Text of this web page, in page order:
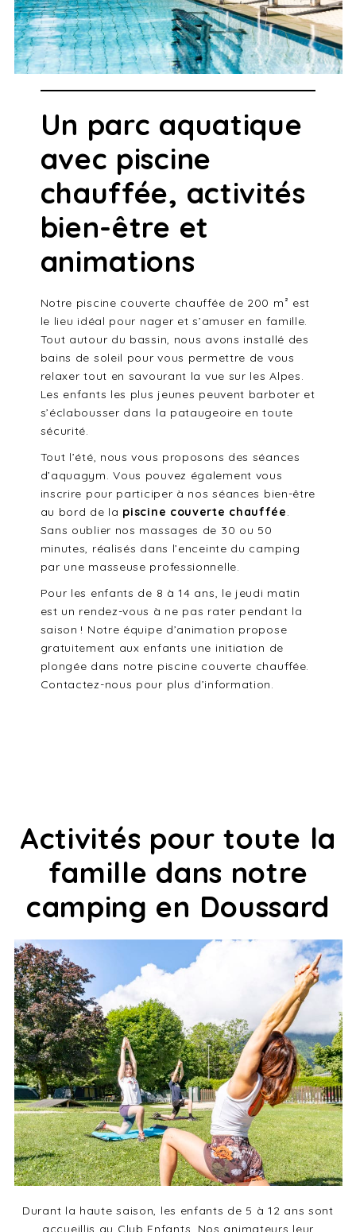
Un parc aquatique
avec piscine
chauffée, activités
bien-être et
animations
Notre piscine couverte chauffée de 200 m² est
le lieu idéal pour nager et s’amuser en famille.
Tout autour du bassin, nous avons installé des
bains de soleil pour vous permettre de vous
relaxer tout en savourant la vue sur les Alpes.
Les enfants les plus jeunes peuvent barboter et
s’éclabousser dans la pataugeoire en toute
sécurité.
Tout l’été, nous vous proposons des séances
d’aquagym. Vous pouvez également vous
inscrire pour participer à nos séances bien-être
au bord de la piscine couverte chauffée.
Sans oublier nos massages de 30 ou 50
minutes, réalisés dans l’enceinte du camping
par une masseuse professionnelle.
Pour les enfants de 8 à 14 ans, le jeudi matin
est un rendez-vous à ne pas rater pendant la
saison ! Notre équipe d’animation propose
gratuitement aux enfants une initiation de
plongée dans notre piscine couverte chauffée.
Contactez-nous pour plus d’information.
Activités pour toute la
famille dans notre
camping en Doussard
Durant la haute saison, les enfants de 5 à 12 ans sont
accueillis au Club Enfants. Nos animateurs leur